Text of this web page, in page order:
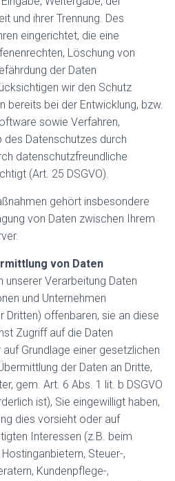
und ihrer Trennung. Des
eingerichtet, die eine
Löschung von
der Daten
wir den Schutz
bereits bei der Entwicklung, bzw.
sowie Verfahren,
des Datenschutzes durch
datenschutzfreundliche
(Art. 25 DSGVO).
gehört insbesondere
von Daten zwischen Ihrem
von Daten
unserer Verarbeitung Daten
und Unternehmen
Dritten) offenbaren, sie an diese
Zugriff auf die Daten
Grundlage einer gesetzlichen
der Daten an Dritte,
gem. Art. 6 Abs. 1 lit. b DSGVO
ist), Sie eingewilligt haben,
dies vorsieht oder auf
Interessen (z.B. beim
Steuer-,
Kundenpflege-,